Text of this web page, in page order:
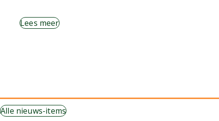
Lees meer
Alle nieuws-items